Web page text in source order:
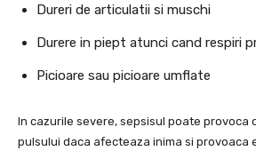
Dureri de articulatii si muschi
Durere in piept atunci cand respiri
Picioare sau picioare umflate
In cazurile severe, sepsisul poate provoca
pulsului daca afecteaza inima si provoaca